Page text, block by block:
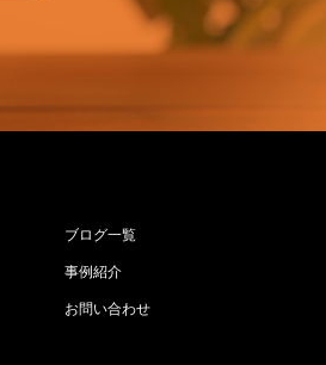
ブログ一覧
事例紹介
お問い合わせ